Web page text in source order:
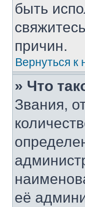
быть
причин.
Вернуться к
» Что
Звания,
её